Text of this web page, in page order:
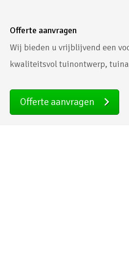
Offerte aanvragen
Wij bieden u vrijblijvend een
kwaliteitsvol tuinontwerp,
Offerte aanvragen